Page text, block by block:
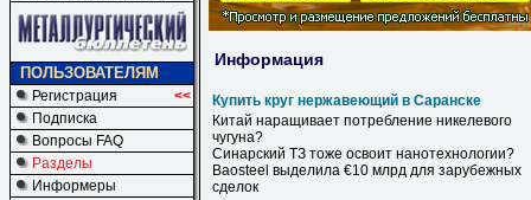
ПОЛЬЗОВАТЕЛЯМ
Регистрация
<<
Подписка
Вопросы FAQ
Разделы
Информеры
Информация
Купить круг нержавеющий в Саранске
Китай наращивает потребление никелевого
чугуна?
Синарский ТЗ тоже освоит нанотехнологии?
Baosteel выделила €10 млрд для зарубежных
сделок